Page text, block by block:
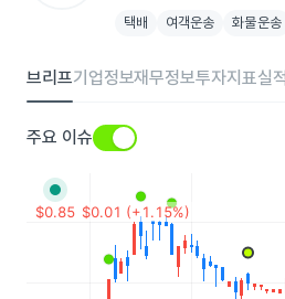
택배 여객운송 화물운송
브리프기업정보재무정보투자지표실
주요 이슈